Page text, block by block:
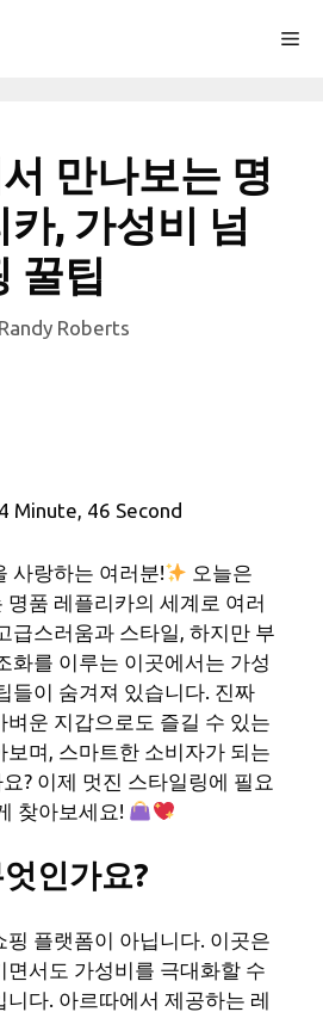
만나보는 명
, 가성비 넘
꿀팁
Randy Roberts
4 Minute, 46 Second
사랑하는 여러분!
오늘은
명품 레플리카의 세계로 여러
급스러움과 스타일, 하지만 부
화를 이루는 이곳에서는 가성
들이 숨겨져 있습니다. 진짜
벼운 지갑으로도 즐길 수 있는
보며, 스마트한 소비자가 되는
? 이제 멋진 스타일링에 필요
찾아보세요!
인가요?
핑 플랫폼이 아닙니다. 이곳은
면서도 가성비를 극대화할 수
니다. 아르따에서 제공하는 레